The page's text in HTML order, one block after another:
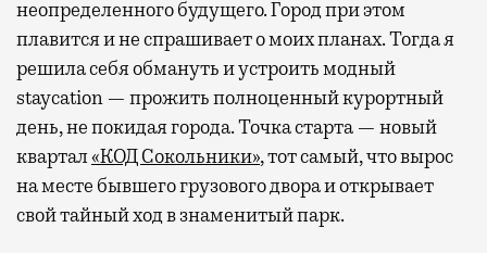
неопределенного будущего. Город при этом
плавится и не спрашивает о моих планах. Тогда я
решила себя обмануть и устроить модный
staycation — прожить полноценный курортный
день, не покидая города. Точка старта — новый
квартал«КОД Сокольники», тот самый, что вырос
на месте бывшего грузового двора и открывает
свой тайный ход в знаменитый парк.